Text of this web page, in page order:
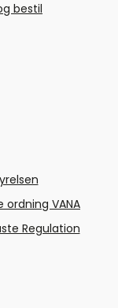
bestil
VANA
Regulation